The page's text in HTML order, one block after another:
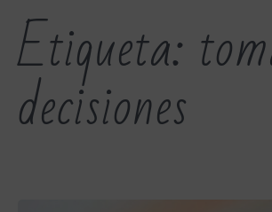
Etiqueta:
decisiones